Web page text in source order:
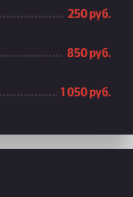
250 руб.
850 руб.
1 050 руб.